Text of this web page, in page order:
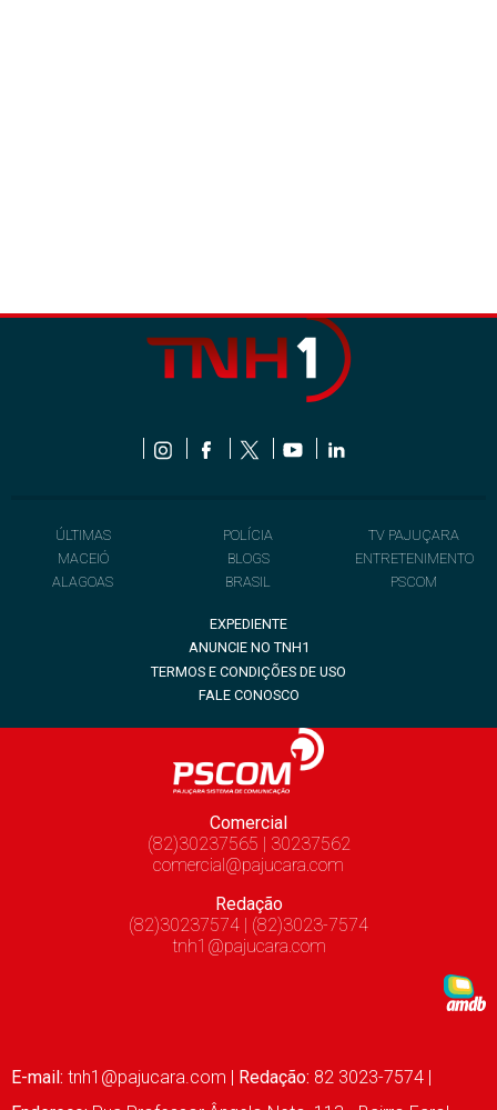
ÚLTIMAS
MACEIÓ
ALAGOAS
POLÍCIA
BLOGS
BRASIL
TV PAJUÇARA
ENTRETENIMENTO
PSCOM
EXPEDIENTE
ANUNCIE NO TNH1
TERMOS E CONDIÇÕES DE USO
FALE CONOSCO
Comercial
(82)30237565 | 30237562
comercial@pajucara.com
Redação
(82)30237574 | (82)3023-7574
tnh1@pajucara.com
E-mail: tnh1@pajucara.com | Redação: 82 3023-7574 |